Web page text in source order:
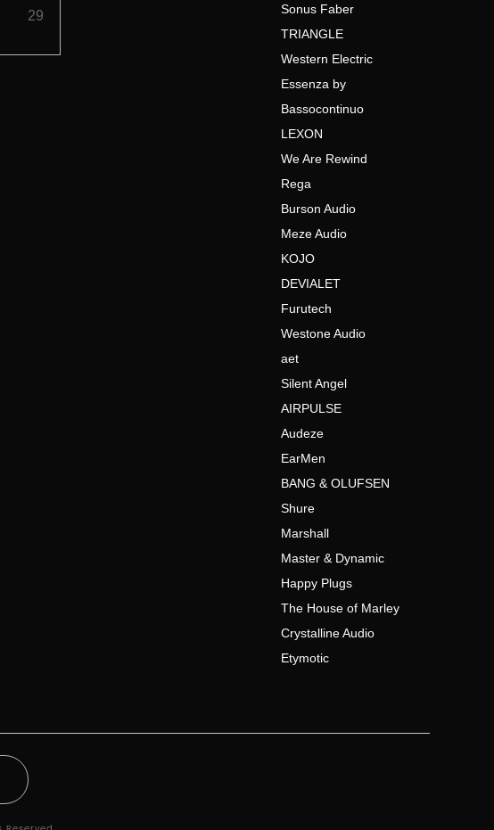
29
Sonus Faber
TRIANGLE
Western Electric
Essenza by
Bassocontinuo
LEXON
We Are Rewind
Rega
Burson Audio
Meze Audio
KOJO
DEVIALET
Furutech
Westone Audio
aet
Silent Angel
AIRPULSE
Audeze
EarMen
BANG & OLUFSEN
Shure
Marshall
Master & Dynamic
Happy Plugs
The House of Marley
Crystalline Audio
Etymotic